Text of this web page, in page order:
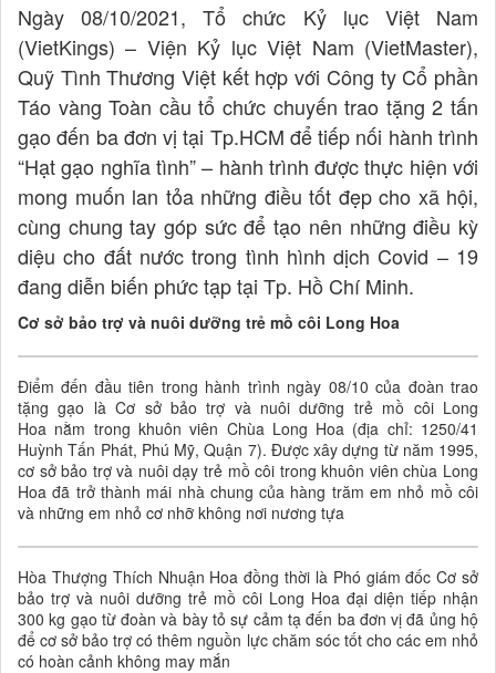
Ngày 08/10/2021, Tổ chức Kỷ lục Việt Nam
(VietKings) – Viện Kỷ lục Việt Nam (VietMaster),
Quỹ Tình Thương Việt kết hợp với Công ty Cổ phần
Táo vàng Toàn cầu tổ chức chuyến trao tặng 2 tấn
gạo đến ba đơn vị tại Tp.HCM để tiếp nối hành trình
“Hạt gạo nghĩa tình” – hành trình được thực hiện với
mong muốn lan tỏa những điều tốt đẹp cho xã hội,
cùng chung tay góp sức để tạo nên những điều kỳ
diệu cho đất nước trong tình hình dịch Covid – 19
đang diễn biến phức tạp tại Tp. Hồ Chí Minh.
Cơ sở bảo trợ và nuôi dưỡng trẻ mồ côi Long Hoa
Điểm đến đầu tiên trong hành trình ngày 08/10 của đoàn trao
tặng gạo là Cơ sở bảo trợ và nuôi dưỡng trẻ mồ côi Long
Hoa nằm trong khuôn viên Chùa Long Hoa (địa chỉ: 1250/41
Huỳnh Tấn Phát, Phú Mỹ, Quận 7). Được xây dựng từ năm 1995,
cơ sở bảo trợ và nuôi dạy trẻ mồ côi trong khuôn viên chùa Long
Hoa đã trở thành mái nhà chung của hàng trăm em nhỏ mồ côi
và những em nhỏ cơ nhỡ không nơi nương tựa
Hòa Thượng Thích Nhuận Hoa đồng thời là Phó giám đốc Cơ sở
bảo trợ và nuôi dưỡng trẻ mồ côi Long Hoa đại diện tiếp nhận
300 kg gạo từ đoàn và bày tỏ sự cảm tạ đến ba đơn vị đã ủng hộ
để cơ sở bảo trợ có thêm nguồn lực chăm sóc tốt cho các em nhỏ
có hoàn cảnh không may mắn